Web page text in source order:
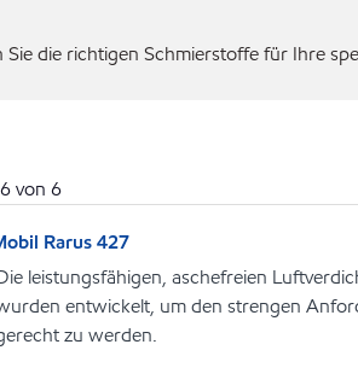
die richtigen Schmierstoffe für Ihre
6von 6
Rarus 427
leistungsfähigen, aschefreien
entwickelt, um den strengen
zu werden.